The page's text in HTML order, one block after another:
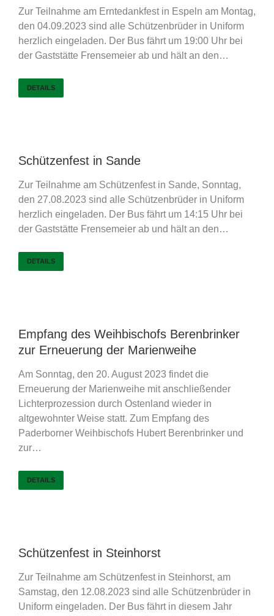
Zur Teilnahme am Erntedankfest in Espeln am Montag,
den 04.09.2023 sind alle Schützenbrüder in Uniform
herzlich eingeladen. Der Bus fährt um 19:00 Uhr bei
der Gaststätte Frensemeier ab und hält an den…
DETAILS
Schützenfest in Sande
Zur Teilnahme am Schützenfest in Sande, Sonntag,
den 27.08.2023 sind alle Schützenbrüder in Uniform
herzlich eingeladen. Der Bus fährt um 14:15 Uhr bei
der Gaststätte Frensemeier ab und hält an den…
DETAILS
Empfang des Weihbischofs Berenbrinker
zur Erneuerung der Marienweihe
Am Sonntag, den 20. August 2023 findet die
Erneuerung der Marienweihe mit anschließender
Lichterprozession durch Ostenland wieder in
altgewohnter Weise statt. Zum Empfang des
Paderborner Weihbischofs Hubert Berenbrinker und
zur…
DETAILS
Schützenfest in Steinhorst
Zur Teilnahme am Schützenfest in Steinhorst, am
Samstag, den 12.08.2023 sind alle Schützenbrüder in
Uniform eingeladen. Der Bus fährt in diesem Jahr